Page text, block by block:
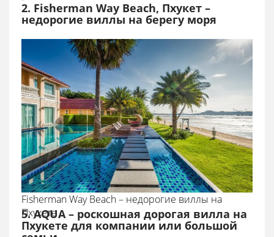
2. Fisherman Way Beach, Пхукет –
недорогие виллы на берегу моря
Fisherman Way Beach – недорогие виллы на
Пхукете
5. AQUA – роскошная дорогая вилла на
Пхукете для компании или большой